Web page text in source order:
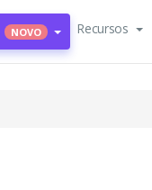
NOVO Recursos